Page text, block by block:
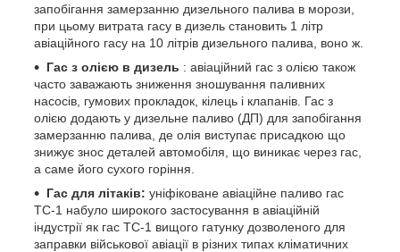
запобігання замерзанню дизельного палива в морози,
при цьому витрата гасу в дизель становить 1 літр
авіаційного гасу на 10 літрів дизельного палива, воно ж.
Гас з олією в дизель : авіаційний гас з олією також
часто заважають зниження зношування паливних
насосів, гумових прокладок, кілець і клапанів. Гас з
олією додають у дизельне паливо (ДП) для запобігання
замерзанню палива, де олія виступає присадкою що
знижує знос деталей автомобіля, що виникає через гас,
а саме його сухого горіння.
Гас для літаків: уніфіковане авіаційне паливо гас
ТС-1 набуло широкого застосування в авіаційній
індустрії як гас ТС-1 вищого гатунку дозволеного для
заправки військової авіації в різних типах кліматичних